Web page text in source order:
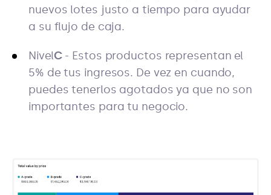
nuevos lotes justo a tiempo para ayudar
a su flujo de caja.
NivelC- Estos productos representan el
5% de tus ingresos. De vez en cuando,
puedes tenerlos agotados ya que no son
importantes para tu negocio.